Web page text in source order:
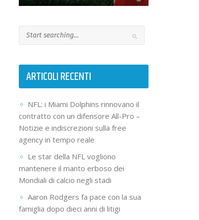
ARTICOLI RECENTI
NFL: i Miami Dolphins rinnovano il
contratto con un difensore All-Pro –
Notizie e indiscrezioni sulla free
agency in tempo reale
Le star della NFL vogliono
mantenere il manto erboso dei
Mondiali di calcio negli stadi
Aaron Rodgers fa pace con la sua
famiglia dopo dieci anni di litigi